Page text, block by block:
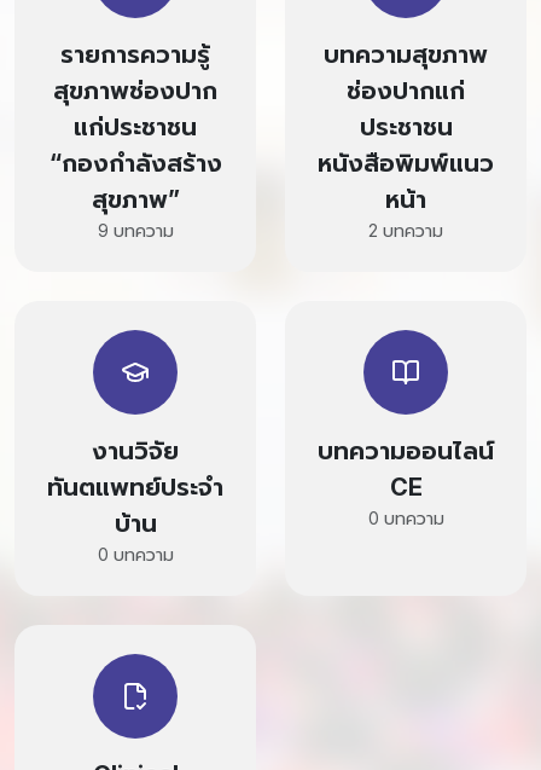
รายการความรู้
สุขภาพช่องปาก
แก่ประชาชน
“กองกำลังสร้าง
สุขภาพ”
9 บทความ
บทความสุขภาพ
ช่องปากแก่
ประชาชน
หนังสือพิมพ์แนว
หน้า
2 บทความ
งานวิจัย
ทันตแพทย์ประจำ
บ้าน
0 บทความ
บทความออนไลน์
CE
0 บทความ